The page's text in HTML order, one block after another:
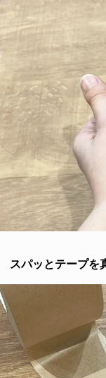
スパッとテープを